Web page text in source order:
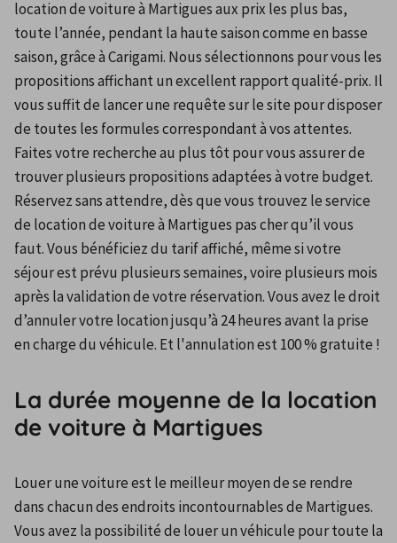
location de voiture à Martigues aux prix les plus bas,
toute l’année, pendant la haute saison comme en basse
saison, grâce à Carigami. Nous sélectionnons pour vous les
propositions affichant un excellent rapport qualité-prix. Il
vous suffit de lancer une requête sur le site pour disposer
de toutes les formules correspondant à vos attentes.
Faites votre recherche au plus tôt pour vous assurer de
trouver plusieurs propositions adaptées à votre budget.
Réservez sans attendre, dès que vous trouvez le service
de location de voiture à Martigues pas cher qu’il vous
faut. Vous bénéficiez du tarif affiché, même si votre
séjour est prévu plusieurs semaines, voire plusieurs mois
après la validation de votre réservation. Vous avez le droit
d’annuler votre location jusqu’à 24 heures avant la prise
en charge du véhicule. Et l'annulation est 100 % gratuite !
La durée moyenne de la location
de voiture à Martigues
Louer une voiture est le meilleur moyen de se rendre
dans chacun des endroits incontournables de Martigues.
Vous avez la possibilité de louer un véhicule pour toute la